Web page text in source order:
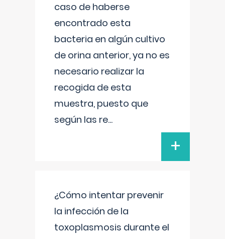
caso de haberse
encontrado esta
bacteria en algún cultivo
de orina anterior, ya no es
necesario realizar la
recogida de esta
muestra, puesto que
según las re...
+
¿Cómo intentar prevenir
la infección de la
toxoplasmosis durante el